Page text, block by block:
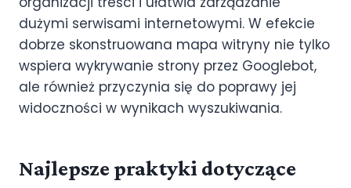
dużymi serwisami internetowymi. W efekcie
dobrze skonstruowana mapa witryny nie tylko
wspiera wykrywanie strony przez Googlebot,
ale również przyczynia się do poprawy jej
widoczności w wynikach wyszukiwania.
Najlepsze praktyki dotyczące